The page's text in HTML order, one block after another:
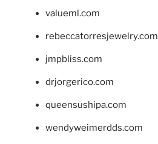
valueml.com
rebeccatorresjewelry.com
jmpbliss.com
drjorgerico.com
queensushipa.com
wendyweimerdds.com